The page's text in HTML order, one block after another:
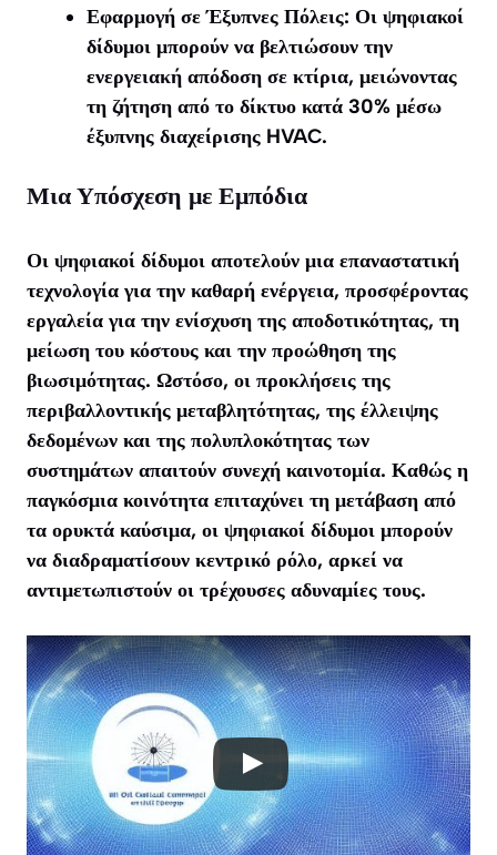
Εφαρμογή σε Έξυπνες Πόλεις: Οι ψηφιακοί
δίδυμοι μπορούν να βελτιώσουν την
ενεργειακή απόδοση σε κτίρια, μειώνοντας
τη ζήτηση από το δίκτυο κατά 30% μέσω
έξυπνης διαχείρισης HVAC.
Μια Υπόσχεση με Εμπόδια
Οι ψηφιακοί δίδυμοι αποτελούν μια επαναστατική
τεχνολογία για την καθαρή ενέργεια, προσφέροντας
εργαλεία για την ενίσχυση της αποδοτικότητας, τη
μείωση του κόστους και την προώθηση της
βιωσιμότητας. Ωστόσο, οι προκλήσεις της
περιβαλλοντικής μεταβλητότητας, της έλλειψης
δεδομένων και της πολυπλοκότητας των
συστημάτων απαιτούν συνεχή καινοτομία. Καθώς η
παγκόσμια κοινότητα επιταχύνει τη μετάβαση από
τα ορυκτά καύσιμα, οι ψηφιακοί δίδυμοι μπορούν
να διαδραματίσουν κεντρικό ρόλο, αρκεί να
αντιμετωπιστούν οι τρέχουσες αδυναμίες τους.